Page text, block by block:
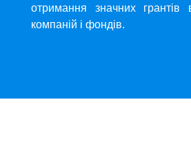
отримання значних грантів
компаній і фондів.